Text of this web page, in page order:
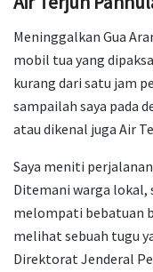
Meninggalkan Gua
mobil tua yang
kurang dari satu jam
sampailah saya pada
atau dikenal juga Air
Saya meniti
Ditemani warga lokal,
melompati bebatuan
melihat sebuah tugu
Direktorat Jenderal